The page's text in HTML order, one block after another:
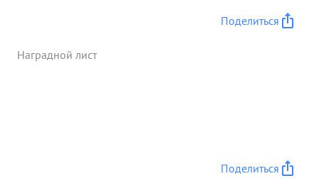
Поделиться
Наградной лист
Поделиться